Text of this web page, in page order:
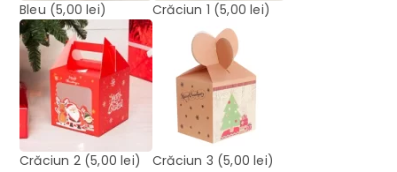
Bleu (5,00 lei) Crăciun 1 (5,00 lei)
Crăciun 2(5,00 lei) Crăciun 3 (5,00 lei)